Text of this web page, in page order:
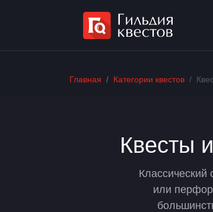
Главная Категории квестов
Квесты
Классический
или